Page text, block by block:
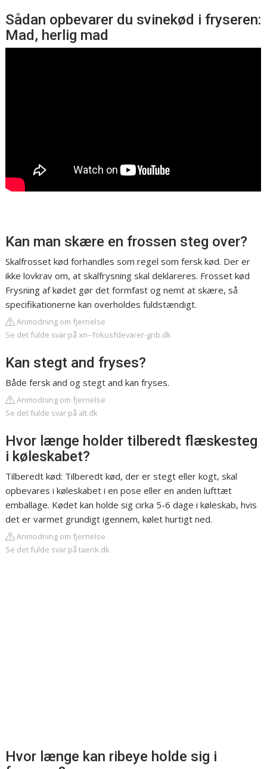
Sådan opbevarer du svinekød i fryseren:
Mad, herlig mad
Kan man skære en frossen steg over?
Skalfrosset kød forhandles som regel som fersk kød. Der er
ikke lovkrav om, at skalfrysning skal deklareres. Frosset kød
Frysning af kødet gør det formfast og nemt at skære, så
specifikationerne kan overholdes fuldstændigt.
Anmodning om fjernelse
Se det fulde svar på xn--fokusfdevarer-gnb.dk
Kan stegt and fryses?
Både fersk and og stegt and kan fryses.
Anmodning om fjernelse
Se det fulde svar på alt.dk
Hvor længe holder tilberedt flæskesteg
i køleskabet?
Tilberedt kød: Tilberedt kød, der er stegt eller kogt, skal
opbevares i køleskabet i en pose eller en anden lufttæt
emballage. Kødet kan holde sig cirka 5-6 dage i køleskab, hvis
det er varmet grundigt igennem, kølet hurtigt ned.
Anmodning om fjernelse
Se det fulde svar på taenk.dk
Hvor længe kan ribeye holde sig i